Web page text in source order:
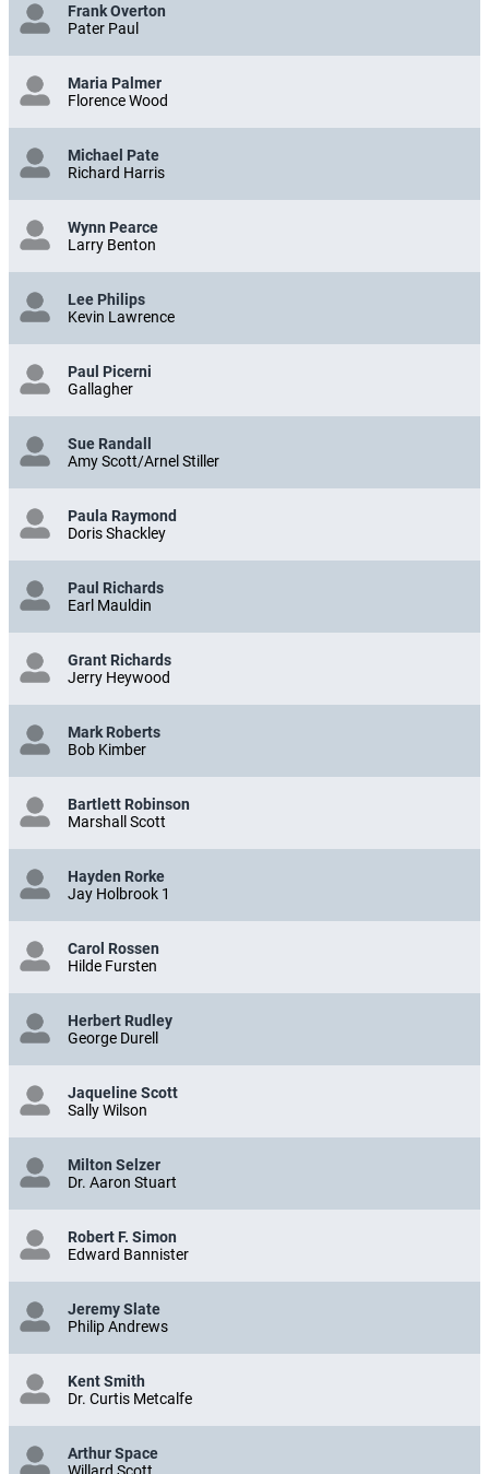
Frank Overton
Pater Paul
Maria Palmer
Florence Wood
Michael Pate
Richard Harris
Wynn Pearce
Larry Benton
Lee Philips
Kevin Lawrence
Paul Picerni
Gallagher
Sue Randall
Amy Scott/Arnel Stiller
Paula Raymond
Doris Shackley
Paul Richards
Earl Mauldin
Grant Richards
Jerry Heywood
Mark Roberts
Bob Kimber
Bartlett Robinson
Marshall Scott
Hayden Rorke
Jay Holbrook 1
Carol Rossen
Hilde Fursten
Herbert Rudley
George Durell
Jaqueline Scott
Sally Wilson
Milton Selzer
Dr. Aaron Stuart
Robert F. Simon
Edward Bannister
Jeremy Slate
Philip Andrews
Kent Smith
Dr. Curtis Metcalfe
Arthur Space
Willard Scott